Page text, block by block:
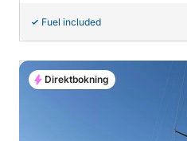
Fuel included
Direktbokning